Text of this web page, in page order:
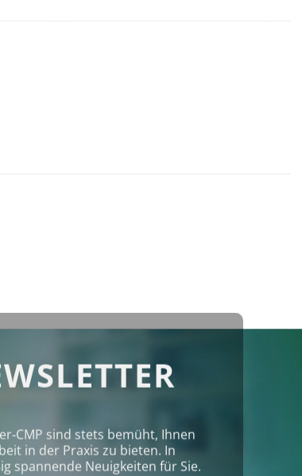
sind stets bemüht, Ihnen
in der Praxis zu bieten. In
spannende Neuigkeiten für Sie.